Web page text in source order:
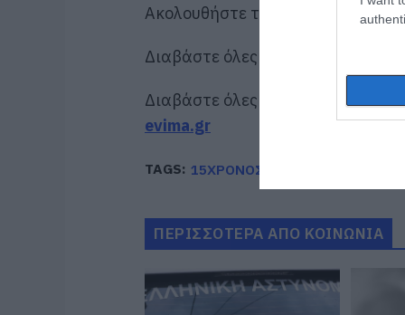
Ακολουθήστε το evima.gr στο
Διαβάστε όλες τις
Διαβάστε όλες τις τελευταίες
evima.gr
TAGS: 15ΧΡΟΝΟΣ
ΠΕΡΙΣΣΟΤΕΡΑ ΑΠΟ ΚΟΙΝΩΝΙΑ